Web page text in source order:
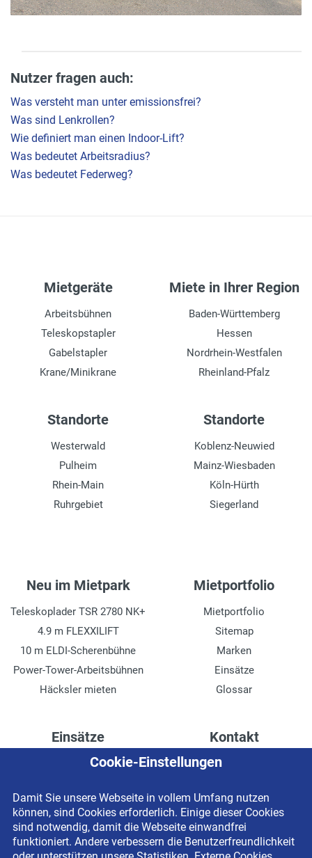
Nutzer fragen auch:
Was versteht man unter emissionsfrei?
Was sind Lenkrollen?
Wie definiert man einen Indoor-Lift?
Was bedeutet Arbeitsradius?
Was bedeutet Federweg?
Mietgeräte
Arbeitsbühnen
Teleskopstapler
Gabelstapler
Krane/Minikrane
Miete in Ihrer Region
Baden-Württemberg
Hessen
Nordrhein-Westfalen
Rheinland-Pfalz
Standorte
Westerwald
Pulheim
Rhein-Main
Ruhrgebiet
Standorte
Koblenz-Neuwied
Mainz-Wiesbaden
Köln-Hürth
Siegerland
Neu im Mietpark
Teleskoplader TSR 2780 NK+
4.9 m FLEXXILIFT
10 m ELDI-Scherenbühne
Power-Tower-Arbeitsbühnen
Häcksler mieten
Mietportfolio
Mietportfolio
Sitemap
Marken
Einsätze
Glossar
Einsätze
Höhenzugang für
Drainage verlegen
Fassadenreinigung
Terrasse anlegen
Kontakt
Kontaktformular
Impressum
Datenschutzerklärung
Newsletter-Anmeldung
Cookie-Einstellungen
Damit Sie unsere Webseite in vollem Umfang nutzen
können, sind Cookies erforderlich. Einige dieser Cookies
sind notwendig, damit die Webseite einwandfrei
funktioniert. Andere verbessern die Benutzerfreundlichkeit